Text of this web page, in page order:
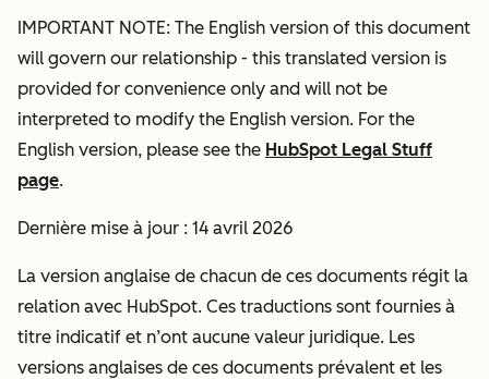
IMPORTANT NOTE: The English version of this document
will govern our relationship - this translated version is
provided for convenience only and will not be
interpreted to modify the English version. For the
English version, please see the HubSpot Legal Stuff
page.
Dernière mise à jour : 14 avril 2026
La version anglaise de chacun de ces documents régit la
relation avec HubSpot. Ces traductions sont fournies à
titre indicatif et n’ont aucune valeur juridique. Les
versions anglaises de ces documents prévalent et les